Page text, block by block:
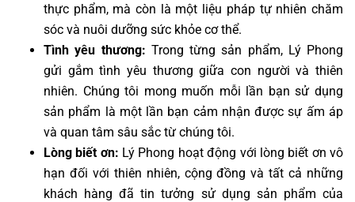
thực phẩm, mà còn là một liệu pháp tự nhiên chăm
sóc và nuôi dưỡng sức khỏe cơ thể.
Tình yêu thương: Trong từng sản phẩm, Lý Phong
gửi gắm tình yêu thương giữa con người và thiên
nhiên. Chúng tôi mong muốn mỗi lần bạn sử dụng
sản phẩm là một lần bạn cảm nhận được sự ấm áp
và quan tâm sâu sắc từ chúng tôi.
Lòng biết ơn: Lý Phong hoạt động với lòng biết ơn vô
hạn đối với thiên nhiên, cộng đồng và tất cả những
khách hàng đã tin tưởng sử dụng sản phẩm của